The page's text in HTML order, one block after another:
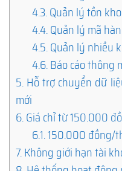
4.3.Quản lý tồn
4.4.Quản lý mã
4.5.Quản lý nhiều
4.6.Báo cáo thông
5. Hỗ trợ chuyển dữ
mới
6.Giá chỉ từ 150.000
6.1.150.000 đồng/
7.Không giới hạn tài